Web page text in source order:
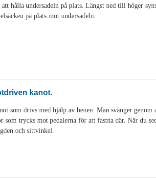
hålla undersadeln på plats. Längst ned till höger
på plats mot undersadeln.
kanot.
som drivs med hjälp av benen. Man svänger
som trycks mot pedalerna för att fastna där. När du
och sittvinkel.